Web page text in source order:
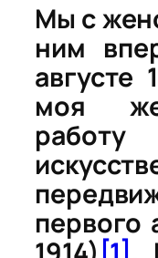
Мы с
ним
августе
моя
первого